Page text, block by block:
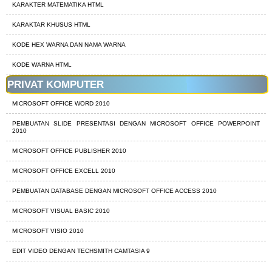
KARAKTER MATEMATIKA HTML
KARAKTAR KHUSUS HTML
KODE HEX WARNA DAN NAMA WARNA
KODE WARNA HTML
PRIVAT KOMPUTER
MICROSOFT OFFICE WORD 2010
PEMBUATAN SLIDE PRESENTASI DENGAN MICROSOFT OFFICE POWERPOINT
2010
MICROSOFT OFFICE PUBLISHER 2010
MICROSOFT OFFICE EXCELL 2010
PEMBUATAN DATABASE DENGAN MICROSOFT OFFICE ACCESS 2010
MICROSOFT VISUAL BASIC 2010
MICROSOFT VISIO 2010
EDIT VIDEO DENGAN TECHSMITH CAMTASIA 9